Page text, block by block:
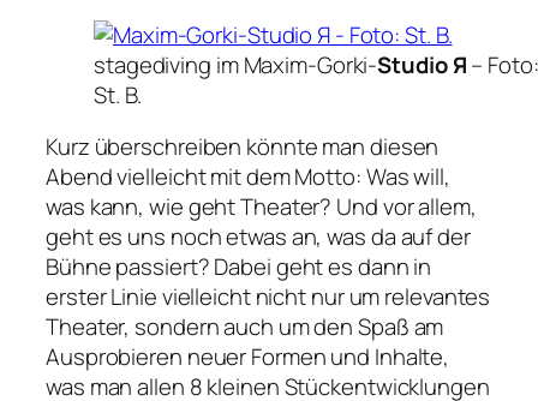
stagediving im Maxim-Gorki-Studio Я– Foto:
St. B.
Kurz überschreiben könnte man diesen
Abend vielleicht mit dem Motto: Was will,
was kann, wie geht Theater? Und vor allem,
geht es uns noch etwas an, was da auf der
Bühne passiert? Dabei geht es dann in
erster Linie vielleicht nicht nur um relevantes
Theater, sondern auch um den Spaß am
Ausprobieren neuer Formen und Inhalte,
was man allen 8 kleinen Stückentwicklungen